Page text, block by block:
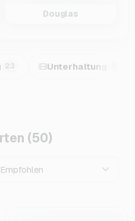
Douglas
23 Unterhaltung
(50)
Empfohlen